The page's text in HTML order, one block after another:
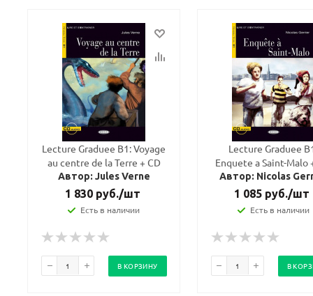
Lecture Graduee B1: Voyage
au centre de la Terre + CD
Автор: Jules Verne
1 830руб./шт
Есть в наличии
В КОРЗИНУ
Lecture Graduee
Enquete a Saint-Malo
Автор: Nicolas
1 085 руб./шт
Есть в наличии
В